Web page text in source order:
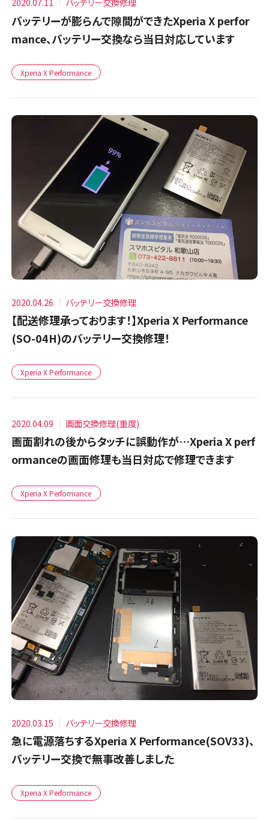
バッテリーが膨らんで隙間ができたXperia X perfor
mance、バッテリー交換なら当日対応しています
Xperia X Performance
2020.04.26 バッテリー交換修理
【配送修理承っております！】Xperia X Performance
(SO-04H)のバッテリー交換修理！
Xperia X Performance
2020.04.09 画面交換修理(重度)
画面割れの後からタッチに誤動作が…Xperia X perf
ormanceの画面修理も当日対応で修理できます
Xperia X Performance
2020.03.15 バッテリー交換修理
急に電源落ちするXperia X Performance(SOV33)、
バッテリー交換で無事改善しました
Xperia X Performance